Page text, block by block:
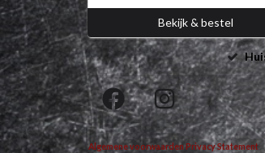
Bekijk & bestel
Algemene voorwaarden Privacy Statement